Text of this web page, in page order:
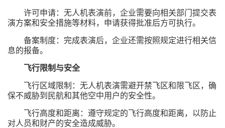
许可申请：无人机表演前，企业需要向相关部门提交表
演方案和安全措施等材料，申请获得批准后方可执行。
备案制度：完成表演后，企业还需按照规定进行相关信
息的报备。
飞行限制与安全
飞行区域限制：无人机表演需避开禁飞区和限飞区，确
保不威胁到民航和其他空中用户的安全性。
飞行高度和距离：遵守规定的飞行高度和距离，以防止
对人员和财产的安全造成威胁。